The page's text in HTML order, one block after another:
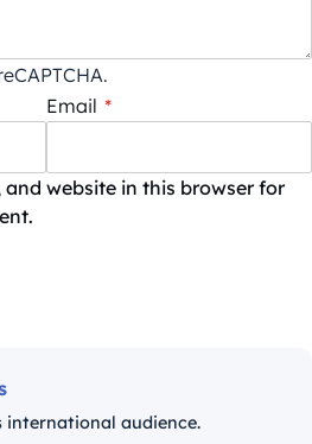
Email *
and website in this browser for
international audience.